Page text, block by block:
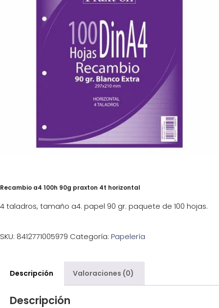
¡Imprimir!
Recambio a4 100h 90g praxton 4t horizontal
4 taladros, tamaño a4. papel 90 gr. paquete de 100 hojas.
SKU: 8412771005979 Categoría: Papelería
Descripción Valoraciones (0)
Descripción